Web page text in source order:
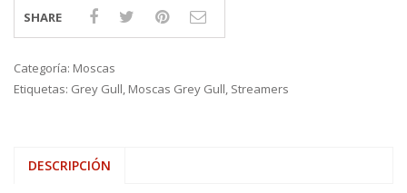
SHARE
Categoría: Moscas
Etiquetas: Grey Gull, Moscas Grey Gull, Streamers
DESCRIPCIÓN